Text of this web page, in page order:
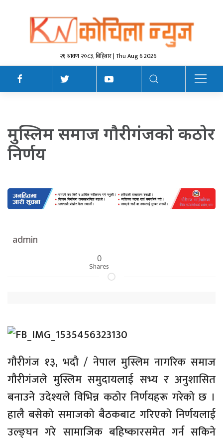
२१ श्रावण २०८३, बिहिबार | Thu Aug 6 2026
मुस्लिम समाज गाैरीगंजकाे कठाेर
निर्णय
admin
0
Shares
गाैरीगंज १३, भदौ / नेपाल मुस्लिम नागरिक समाज
गाैरीगंजले मुस्लिम समुदायलाई सभ्य र अनुशासित
बनाउनेे उदेश्यले विभिन्न कठाेर निर्णयहरू गरेकाे छ ।
हालै बसेकाे समाजकाे बैठकबाट गरिएकाे निर्णयलाई
उल्ङ्घन गरे सामाजिक बहिष्कारसमेत गर्न सकिने